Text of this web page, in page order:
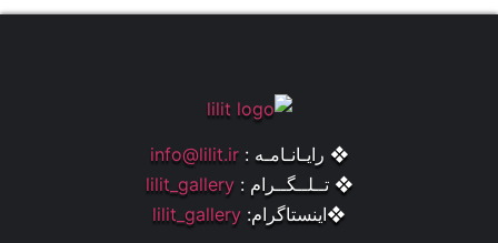
❖ رایـانـامـه : info@lilit.ir
❖ تــلــگــرام : lilit_gallery
❖اینستاگرام: lilit_gallery